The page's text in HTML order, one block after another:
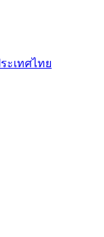
ะเทศไทย